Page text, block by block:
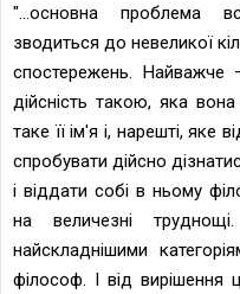
"...основна проблема
зводиться до невеликої
спостережень. Найважче
дійсність такою, яка
таке її ім'я і, нарешті, яке
спробувати дійсно
і віддати собі в ньому
на величезні
найскладнішими
філософ. І від вирішення